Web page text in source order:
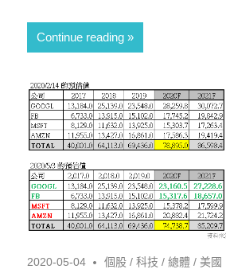
Continue reading
2020-05-04 個股 /科技 /總體 /美國